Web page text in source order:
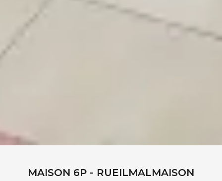
MAISON 6P - RUEILMALMAISON